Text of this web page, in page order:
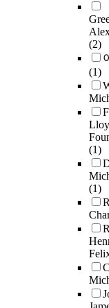
(2)
(1)
(1)
(1)